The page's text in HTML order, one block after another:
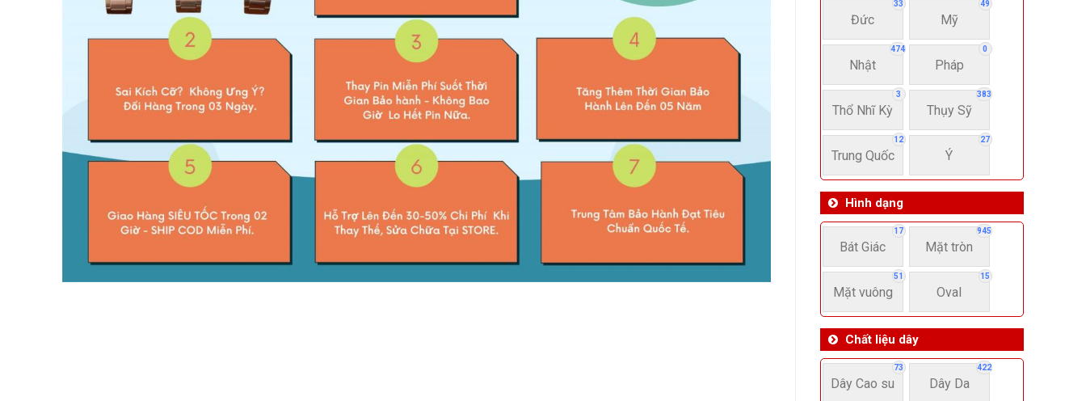
33
Đức
49
Mỹ
474
Nhật
0
Pháp
3
Thổ Nhĩ Kỳ
383
Thụy Sỹ
12
Trung Quốc
27
Ý
Hình dạng
17
Bát Giác
945
Mặt tròn
51
Mặt vuông
15
Oval
Chất liệu dây
73
Dây Cao su
422
Dây Da